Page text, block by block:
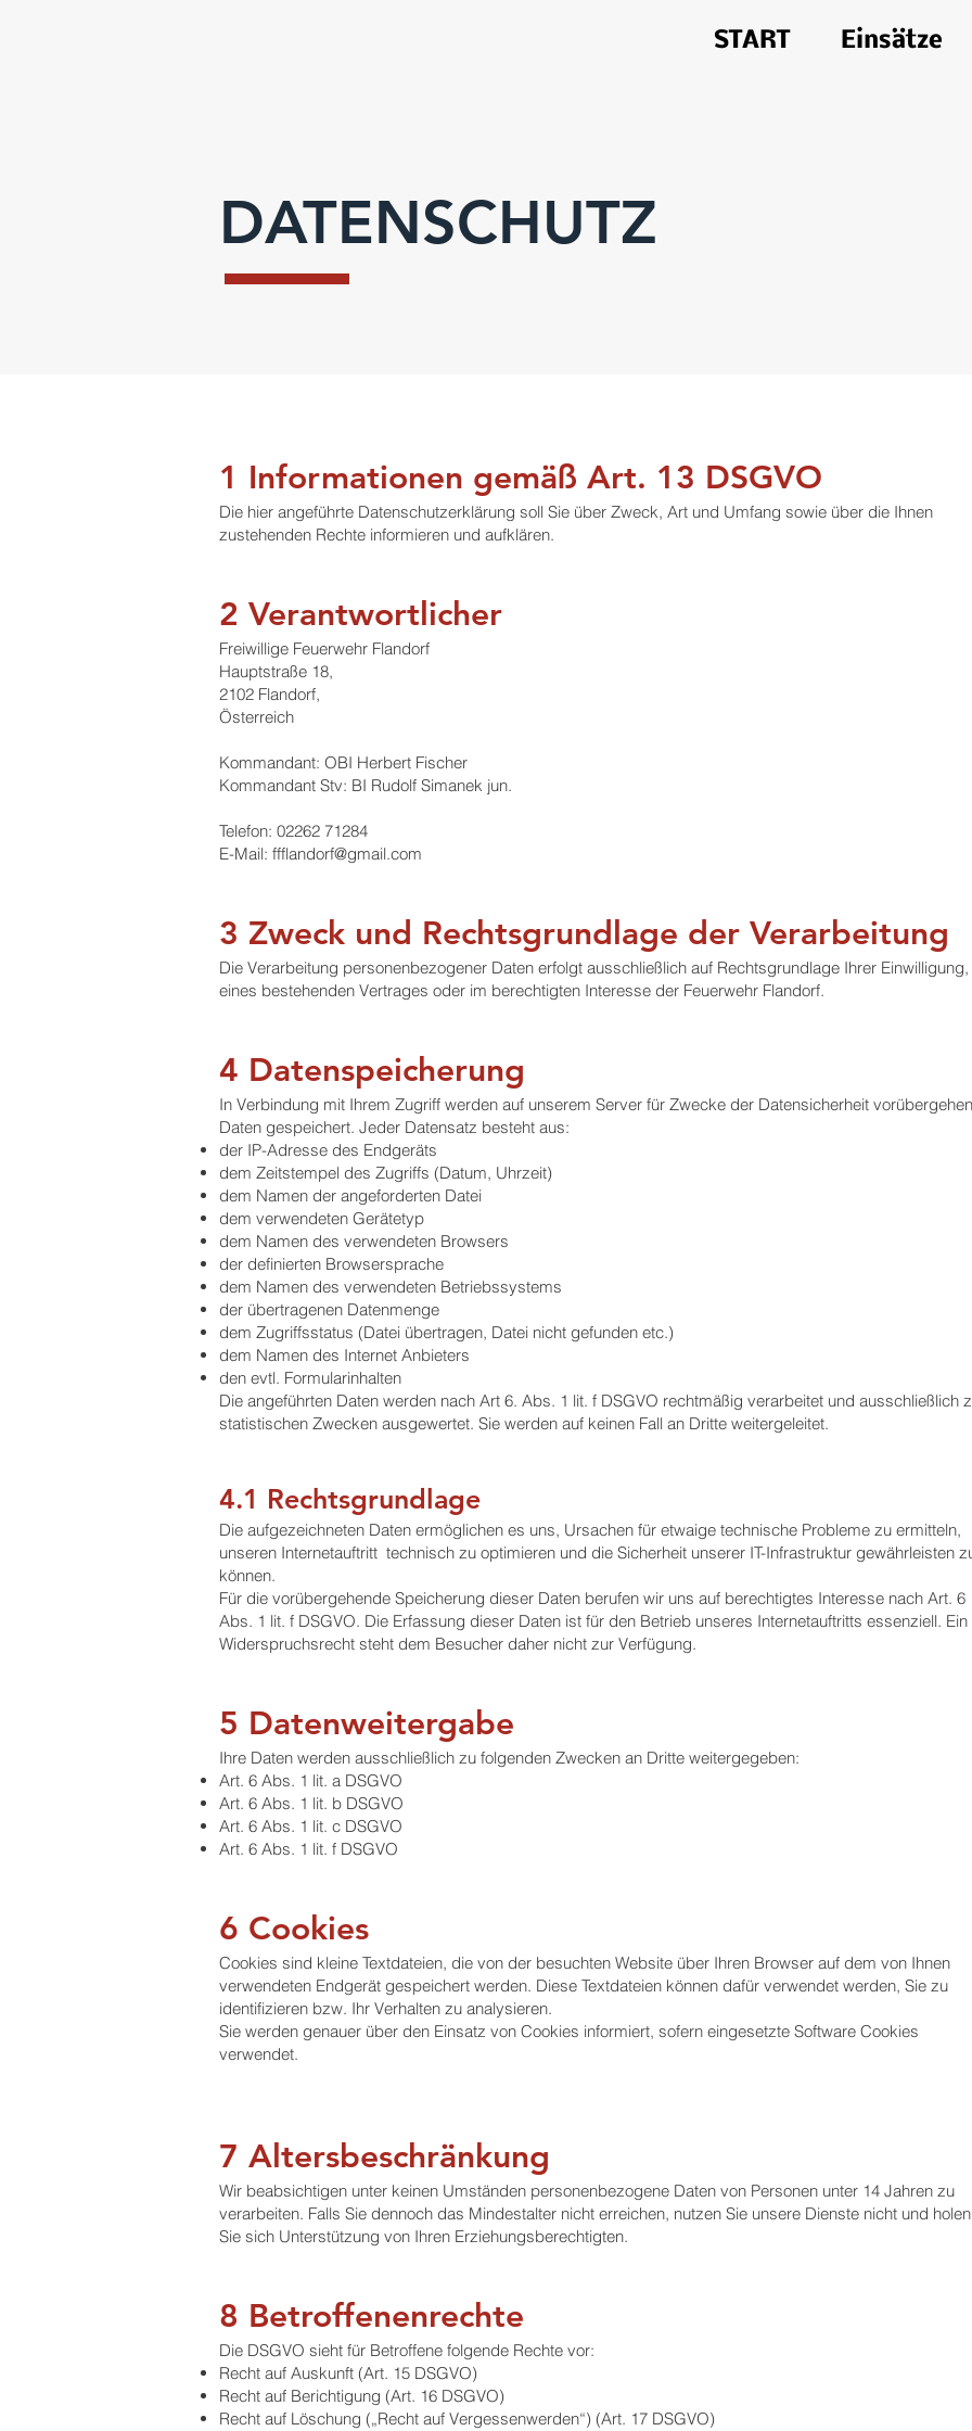
START Einsätze
DATENSCHUTZ
1 Informationen gemäß Art. 13 DSGVO
Die hier angeführte Datenschutzerklärung soll Sie über Zweck, Art und Umfang sowie über die Ihnen
zustehenden Rechte informieren und aufklären.
2 Verantwortlicher
Freiwillige Feuerwehr Flandorf
Hauptstraße 18,
2102 Flandorf,
Österreich
Kommandant: OBI Herbert Fischer
Kommandant Stv: BI Rudolf Simanek jun.
Telefon: 02262 71284
E-Mail: ffflandorf@gmail.com
3 Zweck und Rechtsgrundlage der Verarbeitung
Die Verarbeitung personenbezogener Daten erfolgt ausschließlich auf Rechtsgrundlage Ihrer Einwilligung,
eines bestehenden Vertrages oder im berechtigten Interesse der Feuerwehr Flandorf.
4 Datenspeicherung
In Verbindung mit Ihrem Zugriff werden auf unserem Server für Zwecke der Datensicherheit
Daten gespeichert. Jeder Datensatz besteht aus:
der IP-Adresse des Endgeräts
dem Zeitstempel des Zugriffs (Datum, Uhrzeit)
dem Namen der angeforderten Datei
dem verwendeten Gerätetyp
dem Namen des verwendeten Browsers
der definierten Browsersprache
dem Namen des verwendeten Betriebssystems
der übertragenen Datenmenge
dem Zugriffsstatus (Datei übertragen, Datei nicht gefunden etc.)
dem Namen des Internet Anbieters
den evtl. Formularinhalten
Die angeführten Daten werden nach Art 6. Abs. 1 lit. f DSGVO rechtmäßig verarbeitet und ausschließlich
statistischen Zwecken ausgewertet. Sie werden auf keinen Fall an Dritte weitergeleitet.
4.1 Rechtsgrundlage
Die aufgezeichneten Daten ermöglichen es uns, Ursachen für etwaige technische Probleme zu ermitteln,
unseren Internetauftritt technisch zu optimieren und die Sicherheit unserer IT-Infrastruktur gewährleisten
können.
Für die vorübergehende Speicherung dieser Daten berufen wir uns auf berechtigtes Interesse nach Art. 6
Abs. 1 lit. f DSGVO. Die Erfassung dieser Daten ist für den Betrieb unseres Internetauftritts essenziell. Ein
Widerspruchsrecht steht dem Besucher daher nicht zur Verfügung.
5 Datenweitergabe
Ihre Daten werden ausschließlich zu folgenden Zwecken an Dritte weitergegeben:
Art. 6 Abs. 1 lit. a DSGVO
Art. 6 Abs. 1 lit. b DSGVO
Art. 6 Abs. 1 lit. c DSGVO
Art. 6 Abs. 1 lit. f DSGVO
6 Cookies
Cookies sind kleine Textdateien, die von der besuchten Website über Ihren Browser auf dem von Ihnen
verwendeten Endgerät gespeichert werden. Diese Textdateien können dafür verwendet werden, Sie zu
identifizieren bzw. Ihr Verhalten zu analysieren.
Sie werden genauer über den Einsatz von Cookies informiert, sofern eingesetzte Software Cookies
verwendet.
7 Altersbeschränkung
Wir beabsichtigen unter keinen Umständen personenbezogene Daten von Personen unter 14 Jahren zu
verarbeiten. Falls Sie dennoch das Mindestalter nicht erreichen, nutzen Sie unsere Dienste nicht und holen
Sie sich Unterstützung von Ihren Erziehungsberechtigten.
8 Betroffenenrechte
Die DSGVO sieht für Betroffene folgende Rechte vor:
Recht auf Auskunft (Art. 15 DSGVO)
Recht auf Berichtigung (Art. 16 DSGVO)
Recht auf Löschung („Recht auf Vergessenwerden“) (Art. 17 DSGVO)